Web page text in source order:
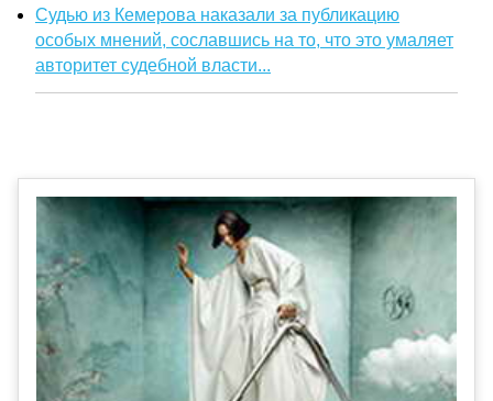
Судью из Кемерова наказали за публикацию
особых мнений, сославшись на то, что это умаляет
авторитет судебной власти...